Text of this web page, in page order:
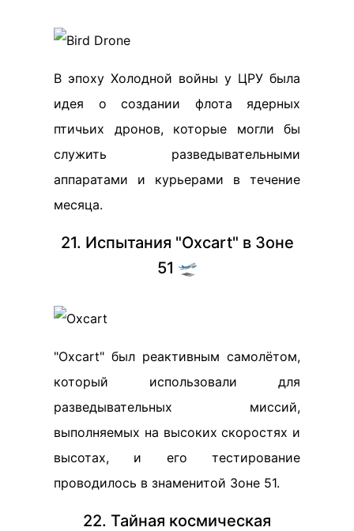
В эпоху Холодной войны у ЦРУ была
идея о создании флота ядерных
птичьих дронов, которые могли бы
служить разведывательными
аппаратами и курьерами в течение
месяца.
21. Испытания "Oxcart" в Зоне
51 🛫
"Oxcart" был реактивным самолётом,
который использовали для
разведывательных миссий,
выполняемых на высоких скоростях и
высотах, и его тестирование
проводилось в знаменитой Зоне 51.
22. Тайная космическая